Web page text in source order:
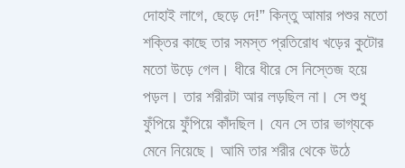
দোহাই লাগে, ছেড়ে দে!” কিন্তু আমার পশুর মতো
শক্তির কাছে তার সমস্ত প্রতিরোধ খড়ের কুটোর
মতো উড়ে গেল। ধীরে ধীরে সে নিস্তেজ হয়ে
পড়ল। তার শরীরটা আর লড়ছিল না। সে শুধু
ফুঁপিয়ে ফুঁপিয়ে কাঁদছিল। যেন সে তার ভাগ্যকে
মেনে নিয়েছে। আমি তার শরীর থেকে উঠে